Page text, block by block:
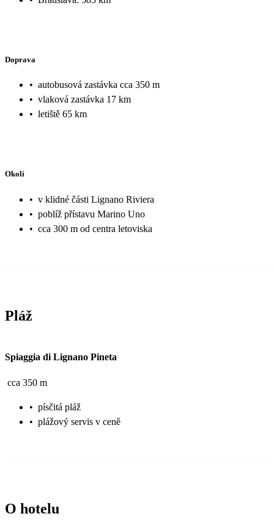
Doprava
• autobusová zastávka cca 350 m
• vlaková zastávka 17 km
• letiště 65 km
Okolí
• v klidné části Lignano Riviera
• poblíž přístavu Marino Uno
• cca 300 m od centra letoviska
Pláž
Spiaggia di Lignano Pineta
cca 350 m
• písčitá pláž
• plážový servis v ceně
O hotelu